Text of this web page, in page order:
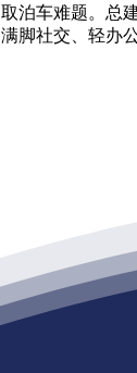
泊车难题。总
脚社交、轻办